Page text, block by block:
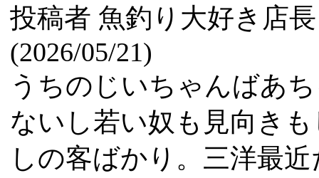
投稿者 魚釣り大好き店長
(2026/05/21)
うちのじいちゃんばあ
ないし若い奴も見向き
しの客ばかり。三洋最